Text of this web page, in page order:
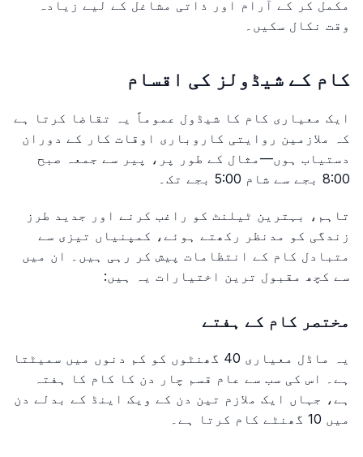
مکمل کر کے آرام اور ذاتی مشاغل کے لیے زیادہ
وقت نکال سکیں۔
کام کے شیڈولز کی اقسام
ایک معیاری کام کا شیڈول عموماً یہ تقاضا کرتا ہے
کہ ملازمین روایتی کاروباری اوقات کار کے دوران
دستیاب ہوں—مثال کے طور پر، پیر سے جمعہ صبح
8:00 بجے سے شام 5:00 بجے تک۔
تاہم، بہترین ٹیلنٹ کو راغب کرنے اور جدید طرز
زندگی کو مدنظر رکھتے ہوئے، کمپنیاں تیزی سے
متبادل کام کے انتظامات پیش کر رہی ہیں۔ ان میں
سے کچھ مقبول ترین اختیارات یہ ہیں:
مختصر کام کے ہفتے
یہ ماڈل معیاری 40 گھنٹوں کو کم دنوں میں سمیٹتا
ہے۔ اس کی سب سے عام قسم چار دن کا کام کا ہفتہ
ہے، جہاں ایک ملازم تین دن کے ویک اینڈ کے بدلے دن
میں 10 گھنٹے کام کرتا ہے۔